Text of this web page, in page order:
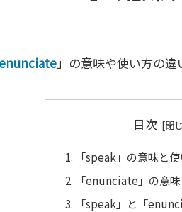
enunciate」の意味や使い方の違
目次
「speak」の意味と
「enunciate」の意
「speak」と「